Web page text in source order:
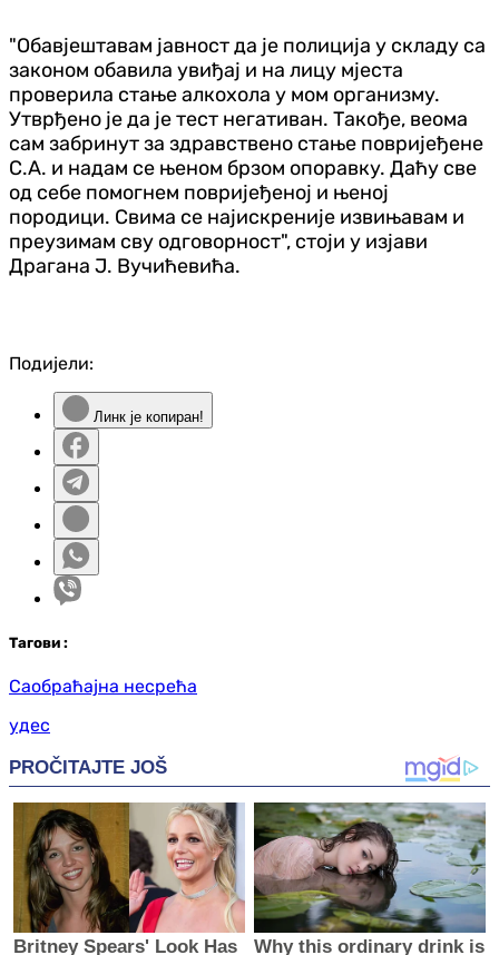
"Обавјештавам јавност да је полиција у складу са
законом обавила увиђај и на лицу мјеста
проверила стање алкохола у мом организму.
Утврђено је да је тест негативан. Такође, веома
сам забринут за здравствено стање повријеђене
С.А. и надам се њеном брзом опоравку. Даћу све
од себе помогнем повријеђеној и њеној
породици. Свима се најискреније извињавам и
преузимам сву одговорност", стоји у изјави
Драгана Ј. Вучићевића.
Подијели:
Линк је копиран!
Тагови :
Саобраћајна несрећа
удес